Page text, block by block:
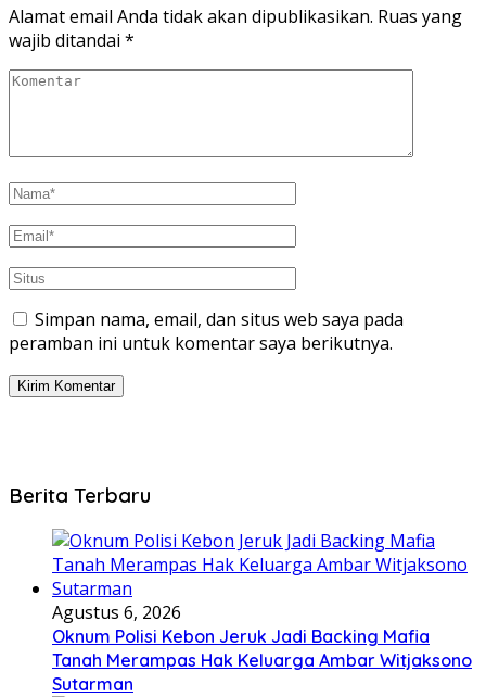
Alamat email Anda tidak akan dipublikasikan. Ruas yang
wajib ditandai *
Simpan nama, email, dan situs web saya pada
peramban ini untuk komentar saya berikutnya.
Berita Terbaru
Agustus 6, 2026
Oknum Polisi Kebon Jeruk Jadi Backing Mafia
Tanah Merampas Hak Keluarga Ambar Witjaksono
Sutarman